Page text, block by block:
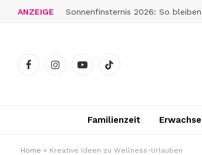
ANZEIGE
FacebookInstagramYouTubeTikTok
Familienzeit
Home » Kreative Ideen zu Wellness-Urlauben